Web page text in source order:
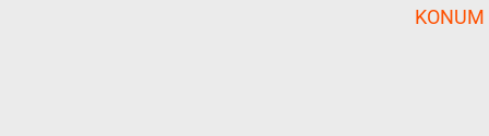
KONUM